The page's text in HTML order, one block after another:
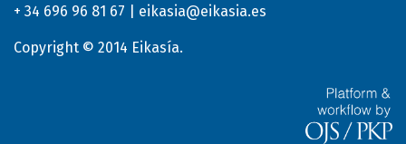
+ 34 696 96 81 67 | eikasia@eikasia.es
Copyright © 2014 Eikasía.